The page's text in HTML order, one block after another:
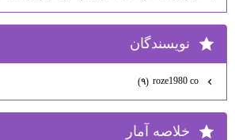
نويسندگان
(۹)
خلاصه آمار